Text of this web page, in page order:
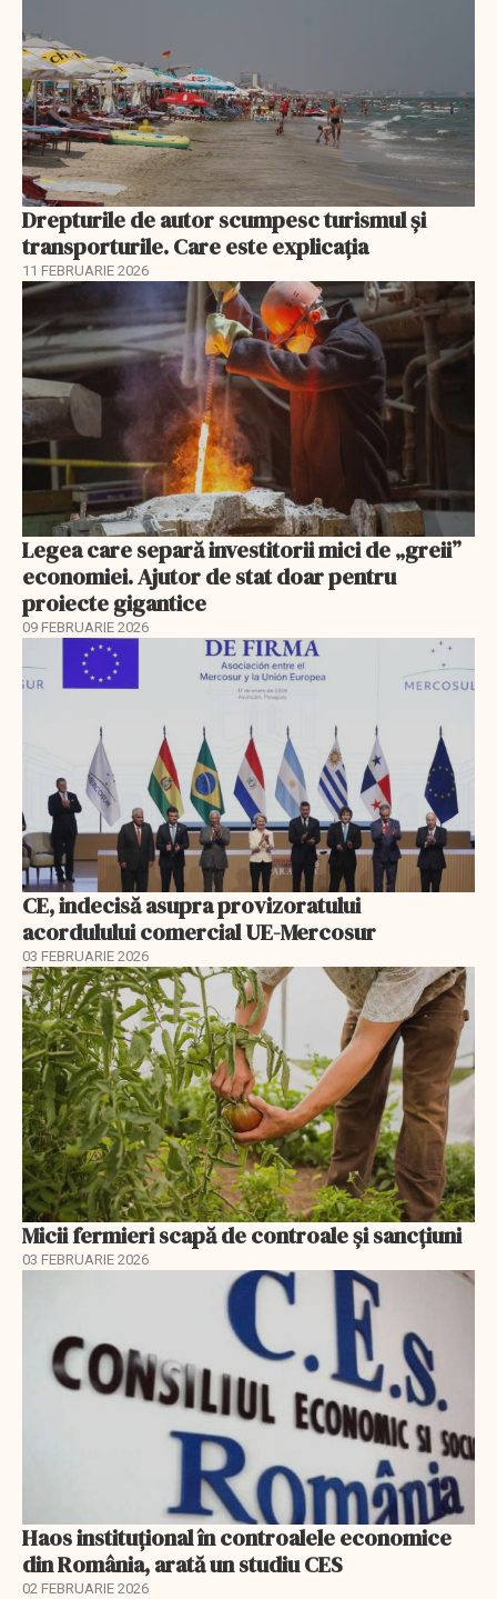
Drepturile de autor scumpesc turismul și
transporturile. Care este explicația
11 FEBRUARIE 2026
Legea care separă investitorii mici de „greii”
economiei. Ajutor de stat doar pentru
proiecte gigantice
09 FEBRUARIE 2026
CE, indecisă asupra provizoratului
acordulului comercial UE-Mercosur
03 FEBRUARIE 2026
Micii fermieri scapă de controale și sancțiuni
03 FEBRUARIE 2026
Haos instituțional în controalele economice
din România, arată un studiu CES
02 FEBRUARIE 2026